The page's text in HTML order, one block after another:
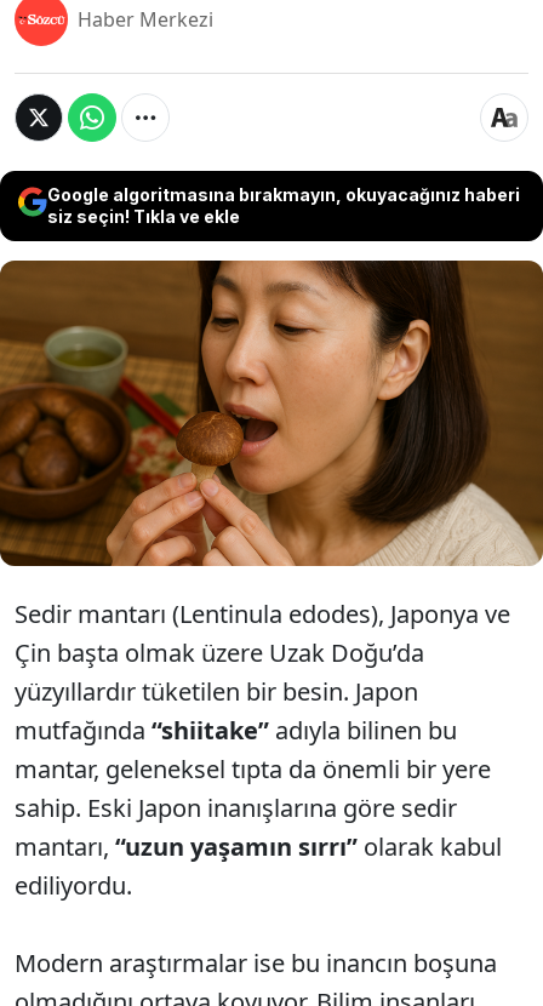
Haber Merkezi
Google algoritmasına bırakmayın, okuyacağınız haberi
siz seçin! Tıkla ve ekle
Japonya’da sofralardan eksik olmayan sedir
mantarı, son yıllarda sağlık meraklılarının da
ilgisini çekmeye başladı. “Şifa deposu mantar”
olarak bilinen bu özel tür, sadece lezzetiyle değil,
bağışıklığı güçlendiren ve kansere karşı koruyucu
özellikleriyle de dikkat çekiyor. Yeni yeni ortaya
çıkan sedir mantarının kilosu bin liraya dayanıyor.
Sedir mantarı (Lentinula edodes), Japonya ve
Çin başta olmak üzere Uzak Doğu’da
yüzyıllardır tüketilen bir besin. Japon
mutfağında “shiitake” adıyla bilinen bu
mantar, geleneksel tıpta da önemli bir yere
sahip. Eski Japon inanışlarına göre sedir
mantarı, “uzun yaşamın sırrı” olarak kabul
ediliyordu.
Modern araştırmalar ise bu inancın boşuna